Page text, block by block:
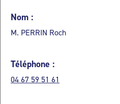
Nom :
M. PERRIN Roch
Téléphone :
04 67 59 51 61